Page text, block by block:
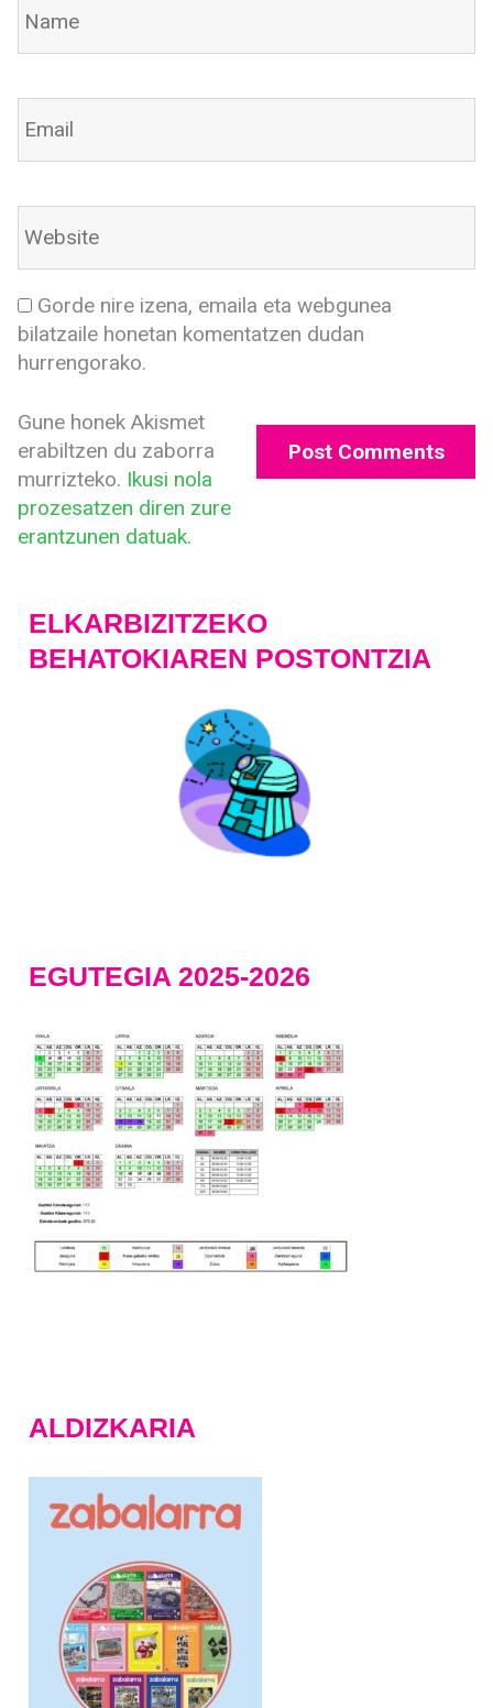
Gorde nire izena, emaila eta webgunea
bilatzaile honetan komentatzen dudan
hurrengorako.
Gune honek Akismet
erabiltzen du zaborra
murrizteko. Ikusi nola
prozesatzen diren zure
erantzunen datuak.
ELKARBIZITZEKO
BEHATOKIAREN POSTONTZIA
EGUTEGIA 2025-2026
ALDIZKARIA